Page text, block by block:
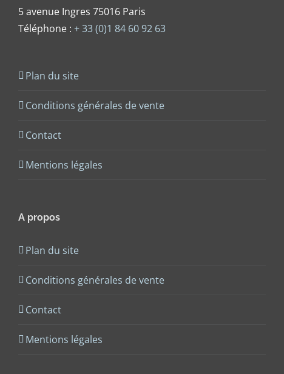
5 avenue Ingres 75016 Paris
Téléphone : + 33 (0)1 84 60 92 63
Plan du site
Conditions générales de vente
Contact
Mentions légales
A propos
Plan du site
Conditions générales de vente
Contact
Mentions légales